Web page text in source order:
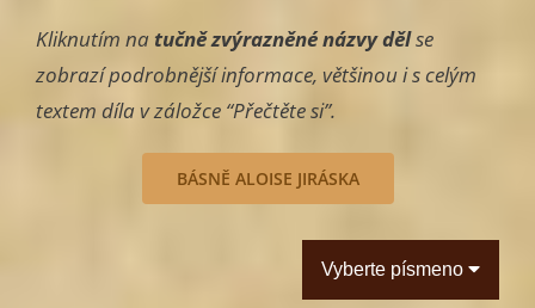
Kliknutím na tučně zvýrazněné názvy dělse
zobrazí podrobnější informace, většinou i s celým
textem díla v záložce “Přečtěte si”.
BÁSNĚ ALOISE JIRÁSKA
Vyberte písmeno